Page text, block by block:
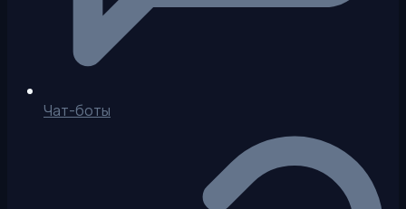
Чат-боты